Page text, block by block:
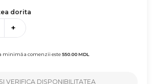
dorita
+
minimă a comenzii este550.00MDL
VERIFICA DISPONIBILITATEA